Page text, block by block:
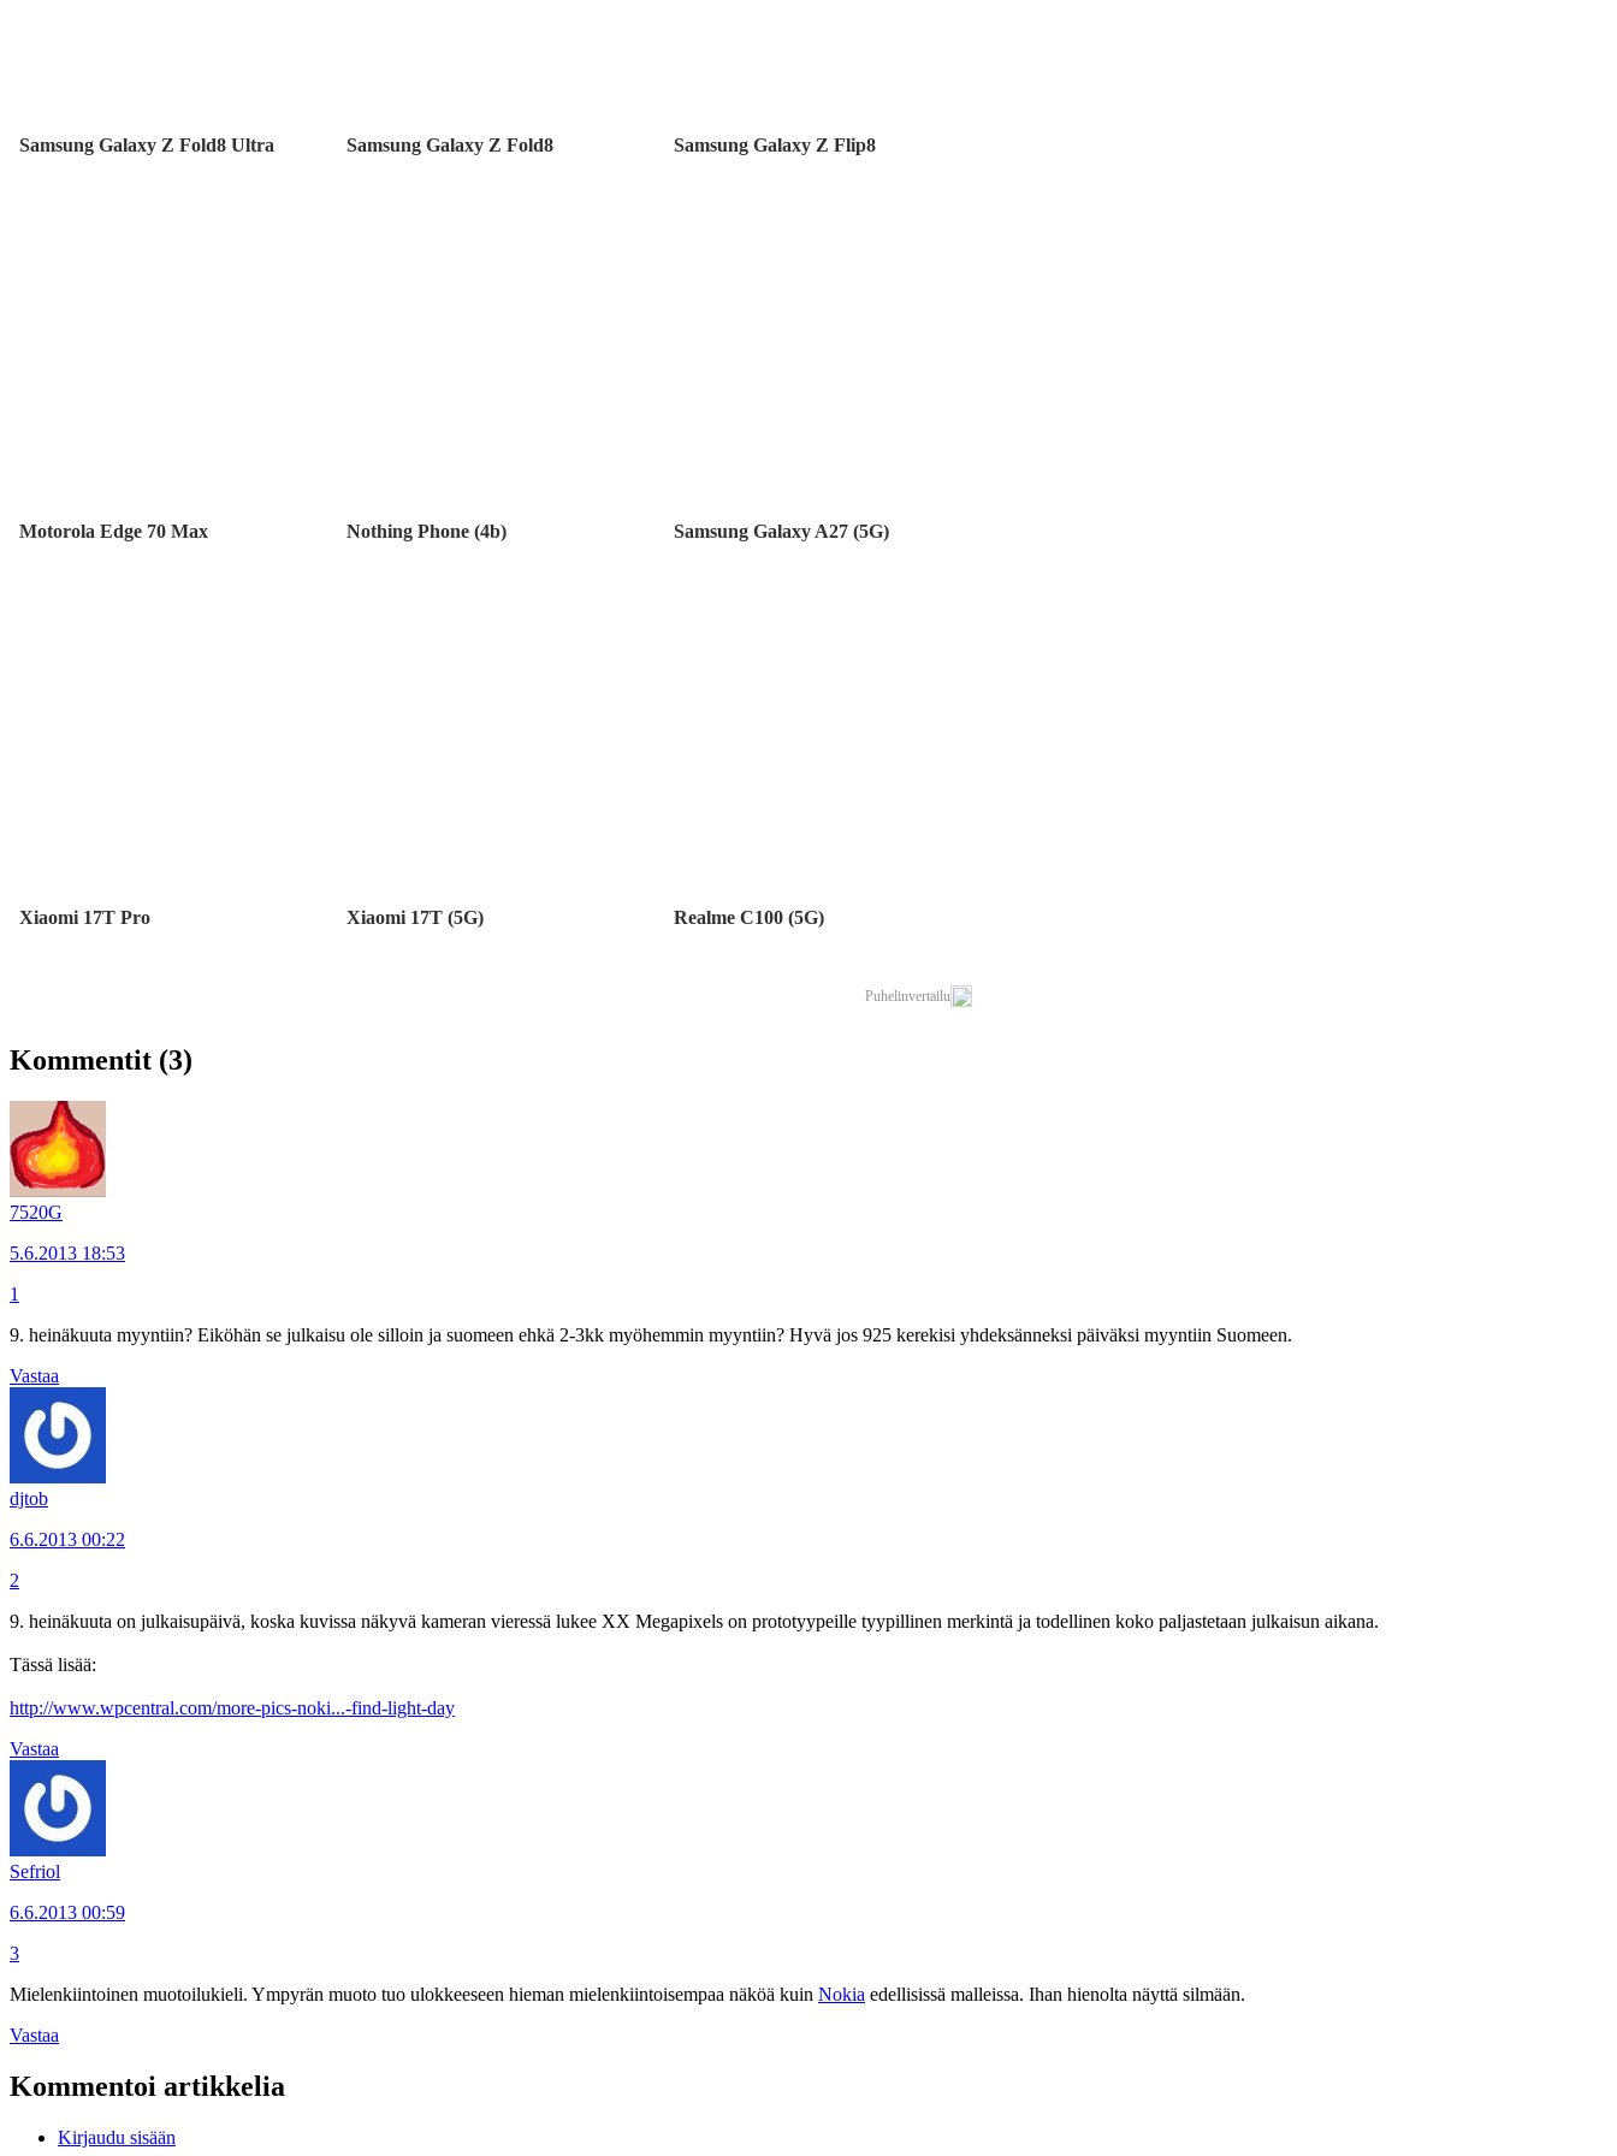
Samsung Galaxy Z Fold8 Ultra Samsung Galaxy Z Fold8 Samsung Galaxy Z Flip8
Motorola Edge 70 Max Nothing Phone (4b) Samsung Galaxy A27 (5G)
Xiaomi 17T Pro Xiaomi 17T (5G) Realme C100 (5G)
Puhelinvertailu
Kommentit (3)
7520G
5.6.2013 18:53
1
9. heinäkuuta myyntiin? Eiköhän se julkaisu ole silloin ja suomeen ehkä 2-3kk myöhemmin myyntiin? Hyvä jos 925 kerekisi yhdeksänneksi päiväksi myyntiin Suomeen.
Vastaa
djtob
6.6.2013 00:22
2
9. heinäkuuta on julkaisupäivä, koska kuvissa näkyvä kameran vieressä lukee XX Megapixels on prototyypeille tyypillinen merkintä ja todellinen koko paljastetaan julkaisun aikana.
Tässä lisää:
http://www.wpcentral.com/more-pics-noki...-find-light-day
Vastaa
Sefriol
6.6.2013 00:59
3
Mielenkiintoinen muotoilukieli. Ympyrän muoto tuo ulokkeeseen hieman mielenkiintoisempaa näköä kuin Nokia edellisissä malleissa. Ihan hienolta näyttä silmään.
Vastaa
Kommentoi artikkelia
Kirjaudu sisään